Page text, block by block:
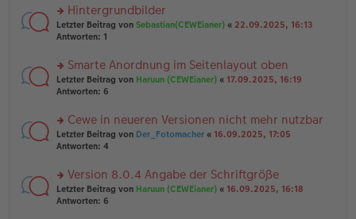
tr
a
g
e
n
er
tr
a
g
n
g
el
e
n
er
tr
a
g
rs
te
n
g
el
e
n
er
tr
a
g
Hintergrundbilder
Letzter Beitrag von Sebastian(CEWEianer) « 22.09.2025, 16:13
Antworten: 1
rs
te
n
g
el
e
n
er
Smarte Anordnung im Seitenlayout oben
Letzter Beitrag von Haruun (CEWEianer) « 17.09.2025, 16:19
Antworten: 6
rs
te
n
g
el
Cewe in neueren Versionen nicht mehr nutzbar
Letzter Beitrag von Der_Fotomacher « 16.09.2025, 17:05
Antworten: 4
rs
te
Version 8.0.4 Angabe der Schriftgröße
Letzter Beitrag von Haruun (CEWEianer) « 16.09.2025, 16:18
Antworten: 6